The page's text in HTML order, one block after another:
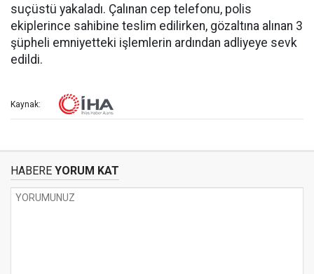
suçüstü yakaladı. Çalınan cep telefonu, polis
ekiplerince sahibine teslim edilirken, gözaltına alınan 3
şüpheli emniyetteki işlemlerin ardından adliyeye sevk
edildi.
Kaynak:
HABERE YORUM KAT